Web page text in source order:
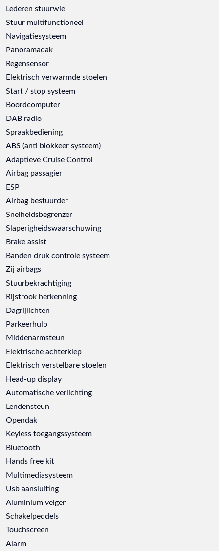
Lederen stuurwiel
Stuur multifunctioneel
Navigatiesysteem
Panoramadak
Regensensor
Elektrisch verwarmde stoelen
Start / stop systeem
Boordcomputer
DAB radio
Spraakbediening
ABS (anti blokkeer systeem)
Adaptieve Cruise Control
Airbag passagier
ESP
Airbag bestuurder
Snelheidsbegrenzer
Slaperigheidswaarschuwing
Brake assist
Banden druk controle systeem
Zij airbags
Stuurbekrachtiging
Rijstrook herkenning
Dagrijlichten
Parkeerhulp
Middenarmsteun
Elektrische achterklep
Elektrisch verstelbare stoelen
Head-up display
Automatische verlichting
Lendensteun
Opendak
Keyless toegangssysteem
Bluetooth
Hands free kit
Multimediasysteem
Usb aansluiting
Aluminium velgen
Schakelpeddels
Touchscreen
Alarm